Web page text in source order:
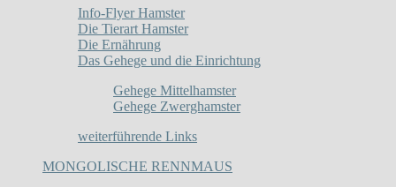
Info-Flyer Hamster
Die Tierart Hamster
Die Ernährung
Das Gehege und die Einrichtung
Gehege Mittelhamster
Gehege Zwerghamster
weiterführende Links
MONGOLISCHE RENNMAUS